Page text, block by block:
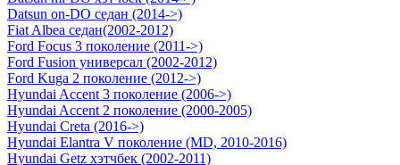
Datsun on-DO седан (2014->)
Fiat Albea седан(2002-2012)
Ford Focus 3 поколение (2011->)
Ford Fusion универсал (2002-2012)
Ford Kuga 2 поколение (2012->)
Hyundai Accent 3 поколение (2006->)
Hyundai Accent 2 поколение (2000-2005)
Hyundai Creta (2016->)
Hyundai Elantra V поколение (MD, 2010-2016)
Hyundai Getz хэтчбек (2002-2011)